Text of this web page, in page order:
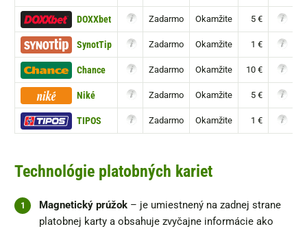
DOXXbet Zadarmo Okamžite 5 €
SynotTip Zadarmo Okamžite 1 €
Chance Zadarmo Okamžite 10 €
Niké Zadarmo Okamžite 5 €
TIPOS Zadarmo Okamžite 1 €
Technológie platobných kariet
Magnetický prúžok – je umiestnený na zadnej strane
platobnej karty a obsahuje zvyčajne informácie ako